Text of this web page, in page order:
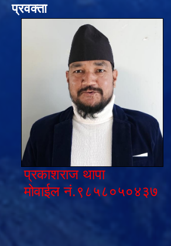
प्रवक्ता
प्रकाशराज थापा
मोवाईल नं.९८५८०५०४३७